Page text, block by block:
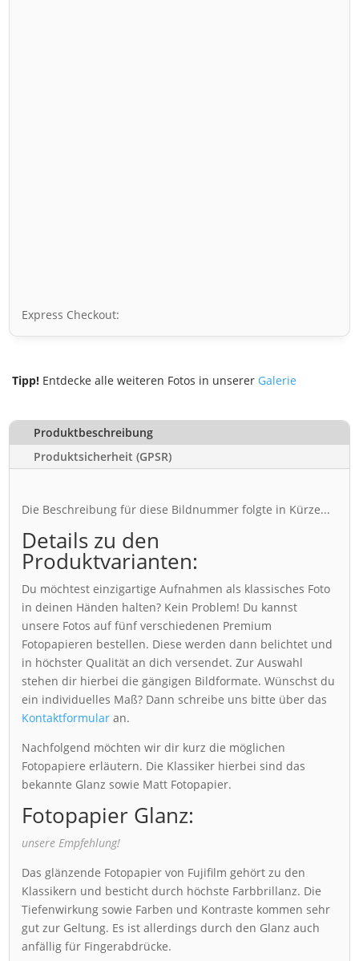
Express Checkout:
Tipp! Entdecke alle weiteren Fotos in unserer Galerie
Produktbeschreibung
Produktsicherheit (GPSR)
Die Beschreibung für diese Bildnummer folgte in Kürze...
Details zu den
Produktvarianten:
Du möchtest einzigartige Aufnahmen als klassisches Foto
in deinen Händen halten? Kein Problem! Du kannst
unsere Fotos auf fünf verschiedenen Premium
Fotopapieren bestellen. Diese werden dann belichtet und
in höchster Qualität an dich versendet. Zur Auswahl
stehen dir hierbei die gängigen Bildformate. Wünschst du
ein individuelles Maß? Dann schreibe uns bitte über das
Kontaktformular an.
Nachfolgend möchten wir dir kurz die möglichen
Fotopapiere erläutern. Die Klassiker hierbei sind das
bekannte Glanz sowie Matt Fotopapier.
Fotopapier Glanz:
unsere Empfehlung!
Das glänzende Fotopapier von Fujifilm gehört zu den
Klassikern und besticht durch höchste Farbbrillanz. Die
Tiefenwirkung sowie Farben und Kontraste kommen sehr
gut zur Geltung. Es ist allerdings durch den Glanz auch
anfällig für Fingerabdrücke.